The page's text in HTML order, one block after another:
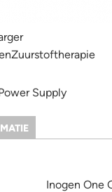
Supply
TABBLAD)
Inogen One